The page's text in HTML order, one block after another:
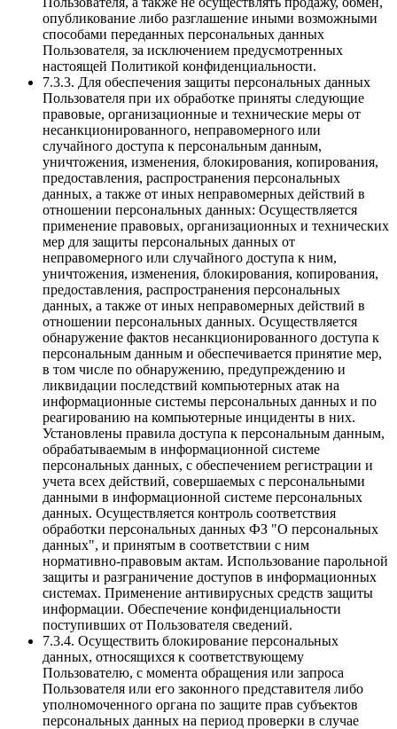
опубликование либо разглашение иными возможными
способами переданных персональных данных
Пользователя, за исключением предусмотренных
настоящей Политикой конфиденциальности.
7.3.3. Для обеспечения защиты персональных данных
Пользователя при их обработке приняты следующие
правовые, организационные и технические меры от
несанкционированного, неправомерного или
случайного доступа к персональным данным,
уничтожения, изменения, блокирования, копирования,
предоставления, распространения персональных
данных, а также от иных неправомерных действий в
отношении персональных данных: Осуществляется
применение правовых, организационных и технических
мер для защиты персональных данных от
неправомерного или случайного доступа к ним,
уничтожения, изменения, блокирования, копирования,
предоставления, распространения персональных
данных, а также от иных неправомерных действий в
отношении персональных данных. Осуществляется
обнаружение фактов несанкционированного доступа к
персональным данным и обеспечивается принятие мер,
в том числе по обнаружению, предупреждению и
ликвидации последствий компьютерных атак на
информационные системы персональных данных и по
реагированию на компьютерные инциденты в них.
Установлены правила доступа к персональным данным,
обрабатываемым в информационной системе
персональных данных, с обеспечением регистрации и
учета всех действий, совершаемых с персональными
данными в информационной системе персональных
данных. Осуществляется контроль соответствия
обработки персональных данных ФЗ "О персональных
данных", и принятым в соответствии с ним
нормативно-правовым актам. Использование парольной
защиты и разграничение доступов в информационных
системах. Применение антивирусных средств защиты
информации. Обеспечение конфиденциальности
поступивших от Пользователя сведений.
7.3.4. Осуществить блокирование персональных
данных, относящихся к соответствующему
Пользователю, с момента обращения или запроса
Пользователя или его законного представителя либо
уполномоченного органа по защите прав субъектов
персональных данных на период проверки в случае